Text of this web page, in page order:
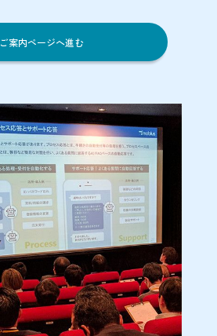
ご案内ページへ進む